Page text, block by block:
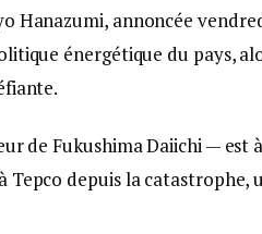
Hanazumi, annoncée
énergétique du pays,
de Fukushima Daiichi — est
Tepco depuis la catastrophe,